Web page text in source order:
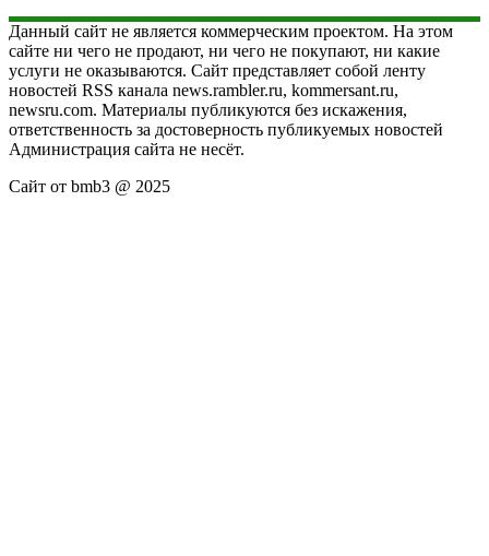
Данный сайт не является коммерческим проектом. На этом
сайте ни чего не продают, ни чего не покупают, ни какие
услуги не оказываются. Сайт представляет собой ленту
новостей RSS канала news.rambler.ru, kommersant.ru,
newsru.com. Материалы публикуются без искажения,
ответственность за достоверность публикуемых новостей
Администрация сайта не несёт.
Сайт от bmb3 @ 2025